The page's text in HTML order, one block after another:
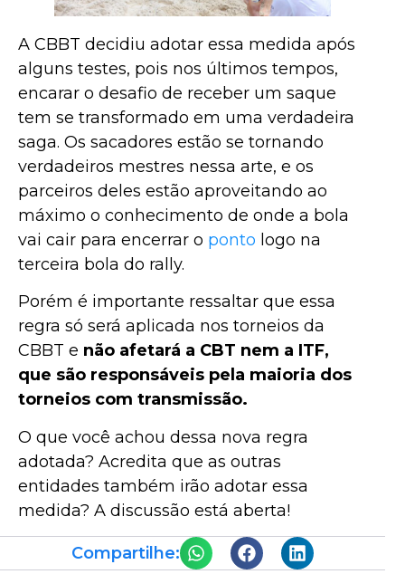
A CBBT decidiu adotar essa medida após
alguns testes, pois nos últimos tempos,
encarar o desafio de receber um saque
tem se transformado em uma verdadeira
saga. Os sacadores estão se tornando
verdadeiros mestres nessa arte, e os
parceiros deles estão aproveitando ao
máximo o conhecimento de onde a bola
vai cair para encerrar o ponto logo na
terceira bola do rally.
Porém é importante ressaltar que essa
regra só será aplicada nos torneios da
CBBT e não afetará a CBT nem a ITF,
que são responsáveis pela maioria dos
torneios com transmissão.
O que você achou dessa nova regra
adotada? Acredita que as outras
entidades também irão adotar essa
medida? A discussão está aberta!
Compartilhe: